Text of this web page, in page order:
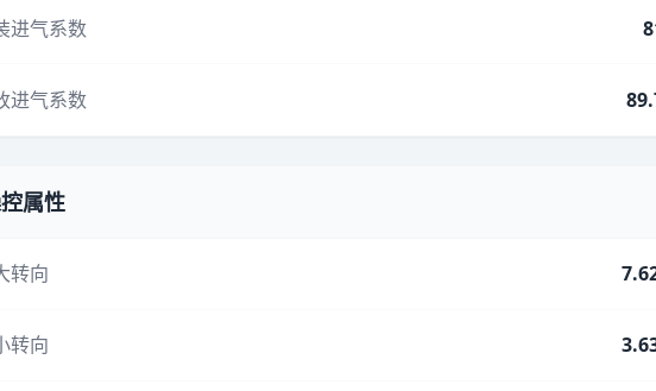
进气系数
进气系数
属性
转向
转向
5.0分
对抗占比